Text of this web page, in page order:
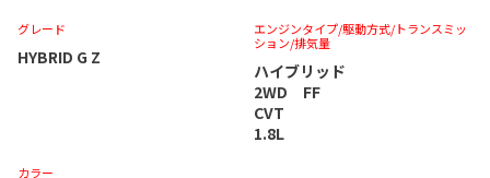
グレード
HYBRID G Z
エンジンタイプ/駆動方式/トランスミッ
ション/排気量
ハイブリッド
2WD FF
CVT
1.8L
カラー